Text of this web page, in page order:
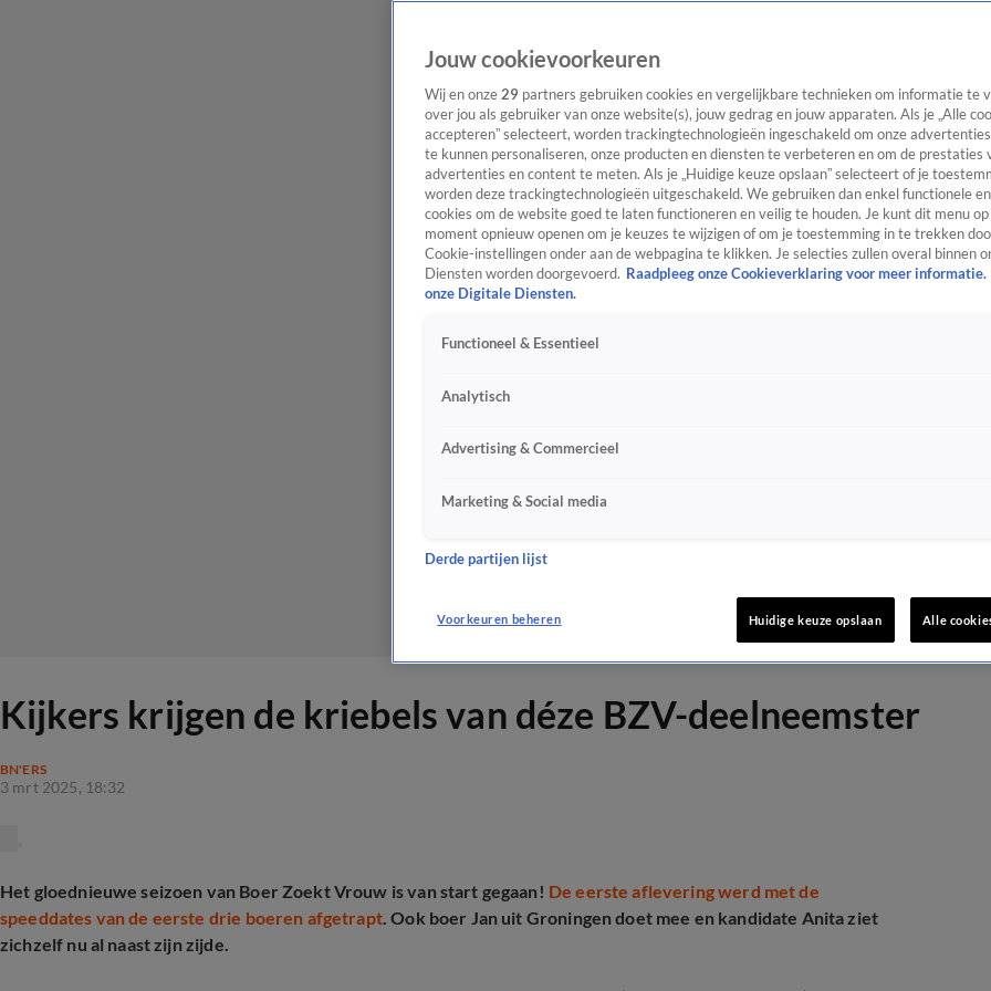
Kijkers krijgen de kriebels van déze BZV-deelneemster
BN'ERS
3 mrt 2025, 18:32
Het gloednieuwe seizoen van Boer Zoekt Vrouw is van start gegaan! De eerste aflevering werd met de
speeddates van de eerste drie boeren afgetrapt. Ook boer Jan uit Groningen doet mee en kandidate Anita ziet
zichzelf nu al naast zijn zijde.
Jouw cookievoorkeuren
Wij en onze 29 partners gebruiken cookies en vergelijkbare technieken om informatie te
over jou als gebruiker van onze website(s), jouw gedrag en jouw apparaten. Als je „Alle
accepteren” selecteert, worden trackingtechnologieën ingeschakeld om onze
te kunnen personaliseren, onze producten en diensten te verbeteren en om de prestaties
advertenties en content te meten. Als je „Huidige keuze opslaan” selecteert of je
worden deze trackingtechnologieën uitgeschakeld. We gebruiken dan enkel functionele
cookies om de website goed te laten functioneren en veilig te houden. Je kunt dit menu
moment opnieuw openen om je keuzes te wijzigen of om je toestemming in te trekken
Cookie-instellingen onder aan de webpagina te klikken. Je selecties zullen overal binnen
Diensten worden doorgevoerd. Raadpleeg onze Cookieverklaring voor meer informatie.
onze Digitale Diensten.
Functioneel & Essentieel
Analytisch
Advertising & Commercieel
Marketing & Social media
Derde partijen lijst
Voorkeuren beheren Huidige keuze opslaan Alle